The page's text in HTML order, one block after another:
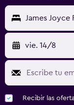
James Joyce
vie. 14/8
Recibir las